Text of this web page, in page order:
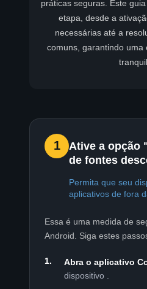
práticas seguras. Este
etapa, desde a
necessárias até a
comuns, garantindo uma
1
Ative a opção
de fontes
Permita que seu
aplicativos de fora
Essa é uma medida de
Android. Siga estes
Abra o aplicativo
dispositivo